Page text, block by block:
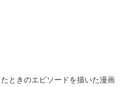
ときのエピソードを描いた漫画